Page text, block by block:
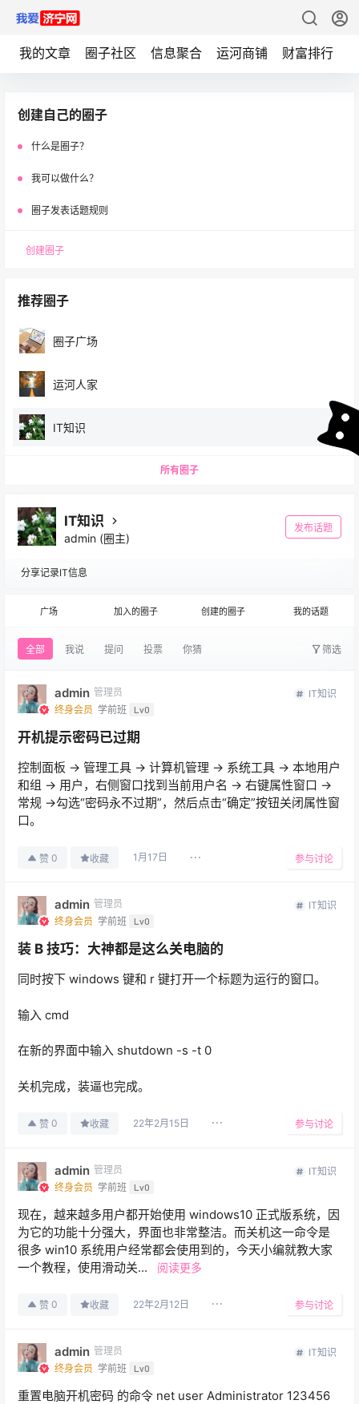
我的文章 圈子社区 信息聚合 运河商铺 财富排行
创建自己的圈子
什么是圈子？
我可以做什么？
圈子发表话题规则
创建圈子
推荐圈子
圈子广场
运河人家
IT知识
所有圈子
IT知识
admin (圈主)
发布话题
分享记录IT信息
广场 加入的圈子 创建的圈子 我的话题
全部 我说 提问 投票 你猜 筛选
admin 管理员
终身会员 学前班 Lv0
IT知识
开机提示密码已过期
控制面板 → 管理工具 → 计算机管理 → 系统工具 → 本地用户
和组 → 用户，右侧窗口找到当前用户名 → 右键属性窗口 →
常规 →勾选“密码永不过期”，然后点击“确定”按钮关闭属性窗
口。
赞 0 收藏 1月17日 参与讨论
admin 管理员
终身会员 学前班 Lv0
IT知识
装 B 技巧：大神都是这么关电脑的
同时按下 windows 键和 r 键打开一个标题为运行的窗口。
输入 cmd
在新的界面中输入 shutdown -s -t 0
关机完成，装逼也完成。
赞 0 收藏 22年2月15日 参与讨论
admin 管理员
终身会员 学前班 Lv0
IT知识
现在，越来越多用户都开始使用 windows10 正式版系统，因
为它的功能十分强大，界面也非常整洁。而关机这一命令是
很多 win10 系统用户经常都会使用到的，今天小编就教大家
一个教程，使用滑动关...
阅读更多
赞 0 收藏 22年2月12日 参与讨论
admin 管理员
终身会员 学前班 Lv0
IT知识
重置电脑开机密码 的命令 net user Administrator 123456